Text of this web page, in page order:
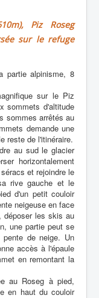
Piz Roseg
sur le refuge
partie alpinisme, 8
sur le Piz
sommets d'altitude
sommes arrêtés au
demande une
reste de l'itinéraire.
au sud le glacier
horizontalement
et rejoindre le
rive gauche et le
d'un petit couloir
neigeuse en face
déposer les skis au
une partie peut se
de neige. Un
accès à l'épaule
en remontant la
au Roseg à pied,
en haut du couloir